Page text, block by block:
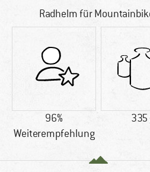
Radhelm für
96%
Weiterempfehlung
335